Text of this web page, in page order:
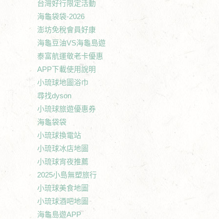
台灣好行限定活動
海龜袋袋-2026
澎坊免稅會員好康
海龜豆油VS海龜島遊
泰富航運敬老卡優惠
APP下載使用說明
小琉球地圖浴巾
尋找dyson
小琉球旅遊優惠券
海龜袋袋
小琉球換電站
小琉球冰店地圖
小琉球宵夜推薦
2025小島無塑旅行
小琉球美食地圖
小琉球酒吧地圖
海龜島遊APP